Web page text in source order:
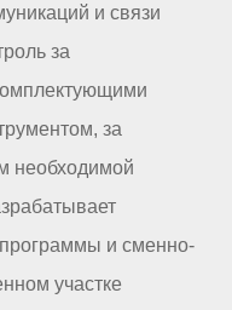
и связи
за
за
необходимой
и сменно-
участке